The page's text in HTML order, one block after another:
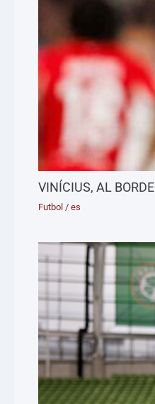
VINÍCIUS, AL BORDE
Futbol /es